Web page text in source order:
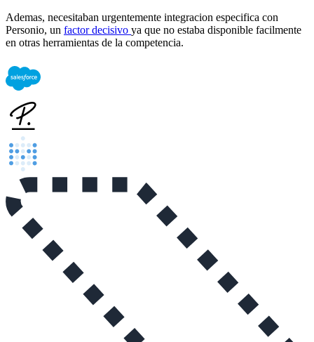
Ademas, necesitaban urgentemente integracion especifica con
Personio, un factor decisivo ya que no estaba disponible facilmente
en otras herramientas de la competencia.